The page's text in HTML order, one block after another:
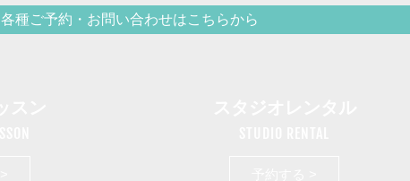
各種ご予約・お問い合わせはこちらから